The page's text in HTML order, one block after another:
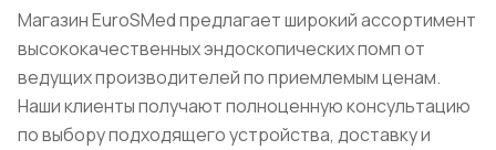
Магазин EuroSMed предлагает широкий ассортимент
высококачественных эндоскопических помп от
ведущих производителей по приемлемым ценам.
Наши клиенты получают полноценную консультацию
по выбору подходящего устройства, доставку и